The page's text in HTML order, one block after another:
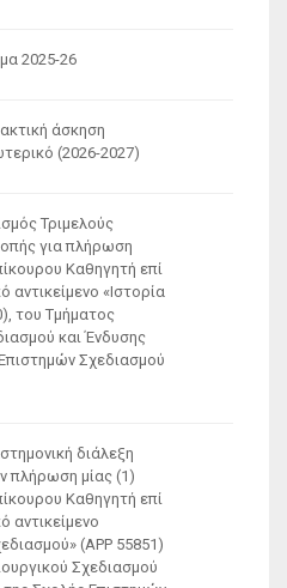
2025-26
άσκηση
(2026-2027)
Τριμελούς
για πλήρωση
Καθηγητή επί
αντικείμενο «Ιστορία
του Τμήματος
και Ένδυσης
Σχεδιασμού
διάλεξη
πλήρωση μίας (1)
Καθηγητή επί
αντικείμενο
(ΑΡΡ 55851)
Σχεδιασμού